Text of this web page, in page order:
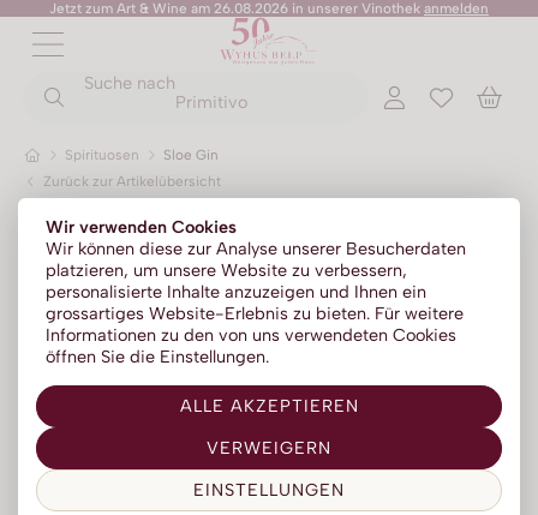
Wir verwenden Cookies
Wir können diese zur Analyse unserer Besucherdaten
platzieren, um unsere Website zu verbessern,
personalisierte Inhalte anzuzeigen und Ihnen ein
grossartiges Website-Erlebnis zu bieten. Für weitere
Informationen zu den von uns verwendeten Cookies
öffnen Sie die Einstellungen.
ALLE AKZEPTIEREN
VERWEIGERN
EINSTELLUNGEN
Jetzt zum Art & Wine am 26.08.2026 in unserer Vinothek anmelden
Suche nach
Primitivo
Spirituosen
Sloe Gin
Zurück zur Artikelübersicht
ZURÜCK
Rotweine
Weissweine
Roséweine
Dessertweine
Fine Wines
Südweine
ZURÜCK
Champagner
Prosecco
Franciacorta
Sparkling
Méthode traditionelle
ZURÜCK
No Alc - Sparkling
No Alc - Stillwein
No Alc - Aperitif
No Alc - RTD Mixgetränke
Low Alc - Sparkling
Low Alc - Stillwein
ZURÜCK
Sommer-Sale
ZURÜCK
Senza Parole
Kylie Minogue Wines
Elton John Zero
AZZERIO
Tosone
Mavrio
Silentium